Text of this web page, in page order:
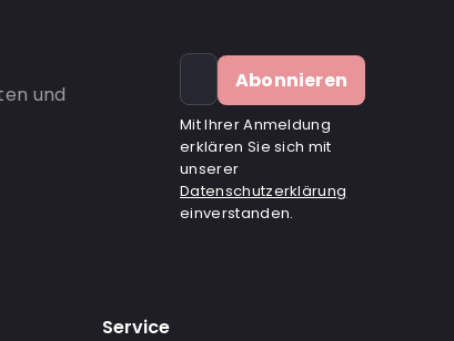
und
Abonnieren
Mit Ihrer Anmeldung
erklären Sie sich mit
unserer
Datenschutzerklärung
einverstanden.
Service